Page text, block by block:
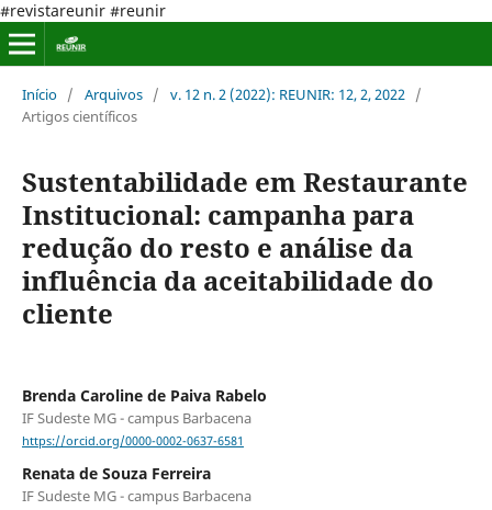
#revistareunir #reunir
Início / Arquivos / v. 12 n. 2 (2022): REUNIR: 12, 2, 2022 /
Artigos científicos
Sustentabilidade em Restaurante
Institucional: campanha para
redução do resto e análise da
influência da aceitabilidade do
cliente
Brenda Caroline de Paiva Rabelo
IF Sudeste MG - campus Barbacena
https://orcid.org/0000-0002-0637-6581
Renata de Souza Ferreira
IF Sudeste MG - campus Barbacena